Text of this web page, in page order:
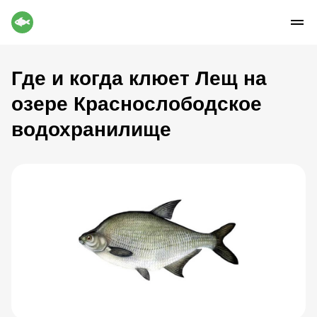
Где и когда клюет Лещ на
озере Краснослободское
водохранилище